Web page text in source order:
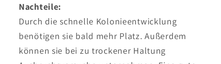
Nachteile:
Durch die schnelle Kolonieentwicklung
benötigen sie bald mehr Platz. Außerdem
können sie bei zu trockener Haltung